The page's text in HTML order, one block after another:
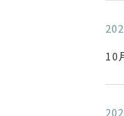
10